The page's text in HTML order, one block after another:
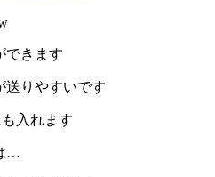
できます
送りやすいです
入れます
…